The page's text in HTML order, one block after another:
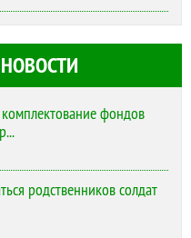
фондов
родственников солдат